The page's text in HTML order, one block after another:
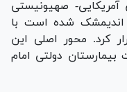
آمریکایی- صهیونیستی
اندیمشک شده است با
کرد. محور اصلی این
دولتی امام